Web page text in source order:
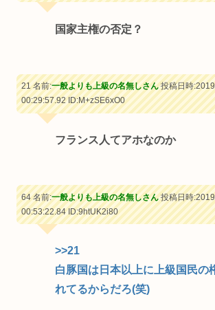
国家主権の否定？
21 名前:一般よりも上級の名無しさん投稿日時
00:29:57.92ID:M+zSE6xO0
フランス人てアホなのか
64 名前:一般よりも上級の名無しさん投稿日時
00:53:22.84ID:9htUK2i80
>>21
白豚国は日本以上に上級国民の
れてるからだろ(笑)